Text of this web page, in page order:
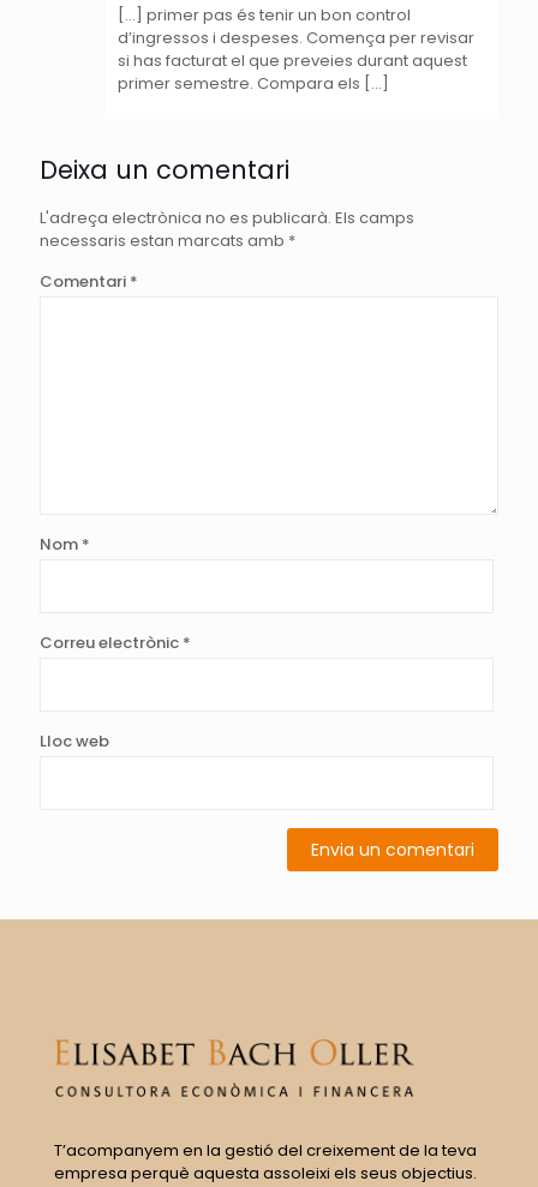
[…] primer pas és tenir un bon control
d’ingressos i despeses. Comença per revisar
si has facturat el que preveies durant aquest
primer semestre. Compara els […]
Deixa un comentari
L'adreça electrònica no es publicarà. Els camps
necessaris estan marcats amb *
Comentari *
Nom *
Correu electrònic *
Lloc web
T’acompanyem en la gestió del creixement de la teva
empresa perquè aquesta assoleixi els seus objectius.